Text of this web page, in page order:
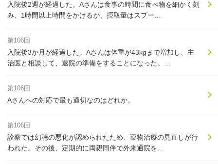
入院後2週が経過した。Aさんは食事の時間に食べ物を細かく刻
み、1時間以上時間をかけるが、摂取量はスプー…
第106回
入院後3か月が経過した。Aさんは体重が43kgまで増加し、主
治医と相談して、退院の準備をすることになった。…
第106回
Aさんへの対応で最も適切なのはどれか。
第106回
診察では幻聴の悪化が認められたため、薬物治療の見直しが行
われた。その後、定期的に両親同伴で外来通院を…